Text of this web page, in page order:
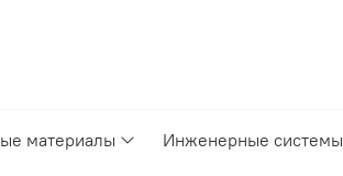
материалы Инженерные системы